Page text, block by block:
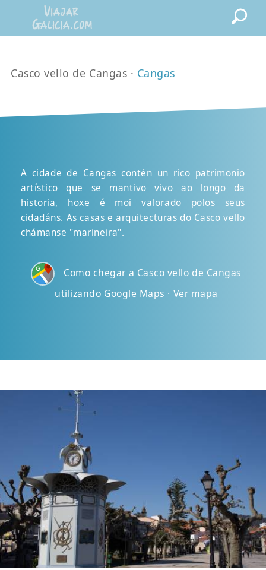
Casco vello de Cangas · Cangas
A cidade de Cangas contén un rico patrimonio
artístico que se mantivo vivo ao longo da
historia, hoxe é moi valorado polos seus
cidadáns. As casas e arquitecturas do Casco vello
chámanse "marineira".
Como chegar a Casco vello de Cangas
utilizando Google Maps · Ver mapa